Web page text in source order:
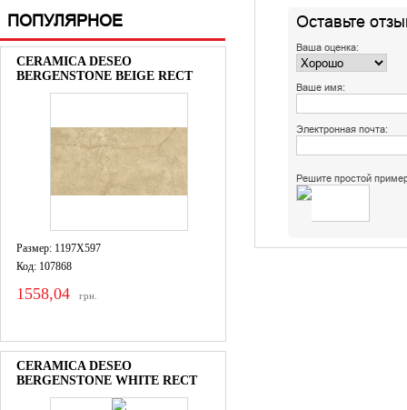
ПОПУЛЯРНОЕ
CERAMICA DESEO
BERGENSTONE BEIGE RECT
Размер: 1197X597
Код: 107868
1558,04 грн.
CERAMICA DESEO
BERGENSTONE WHITE RECT
Оставьте
Ваша оценка:
Ваше имя:
Электронная почта:
Решите простой